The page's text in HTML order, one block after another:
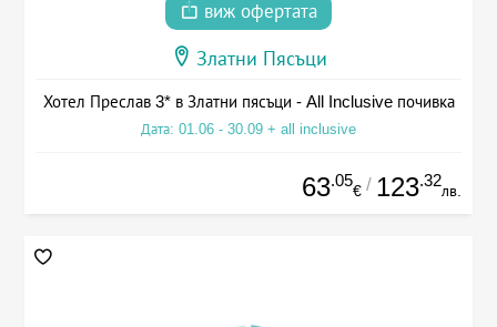
виж офертата
Златни Пясъци
Хотел Преслав 3* в Златни пясъци - All Inclusive почивка
Дата: 01.06 - 30.09 + all inclusive
63.05
€ / 123.32
лв.